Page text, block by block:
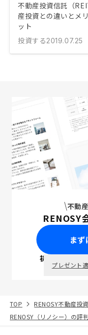
不動産投資信託（
産投資との違いとメ
ット
投資する2019.07.25
不動
RENOSY
ま
初回面談で
プレゼント
TOP RENOSY不動産投資
RENOSY（リノシー）の評